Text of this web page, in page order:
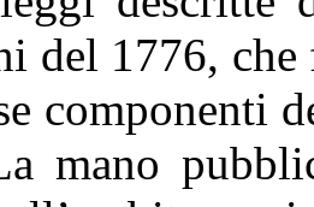
del 1776,
componenti
mano